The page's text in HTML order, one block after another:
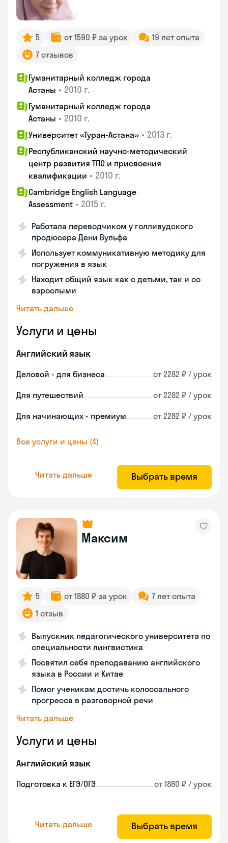
5 от 1590 ₽ за урок
19 лет опыта
7 отзывов
Гуманитарный колледж города
Астаны • 2010 г.
Гуманитарный колледж города
Астаны • 2010 г.
Университет «Туран-Астана» • 2013 г.
Республиканский научно-методический
центр развития ТПО и присвоения
квалификации • 2010 г.
Cambridge English Language
Assessment • 2015 г.
Работала переводчиком у голливудского
продюсера Дени Вульфа
Использует коммуникативную методику для
погружения в язык
Находит общий язык как с детьми, так и со
взрослыми
Читать дальше
Услуги и цены
Английский язык
Деловой - для бизнеса от 2282 ₽ / урок
Для путешествий от 2282 ₽ / урок
Для начинающих - премиум от 2282 ₽ / урок
Все услуги и цены (4)
Читать дальше Выбрать время
Максим
5 от 1880 ₽ за урок
7 лет опыта
1 отзыв
Выпускник педагогического университета по
специальности лингвистика
Посвятил себя преподаванию английского
языка в России и Китае
Помог ученикам достичь колоссального
прогресса в разговорной речи
Читать дальше
Услуги и цены
Английский язык
Подготовка к ЕГЭ/ОГЭ от 1880 ₽ / урок
Читать дальше Выбрать время